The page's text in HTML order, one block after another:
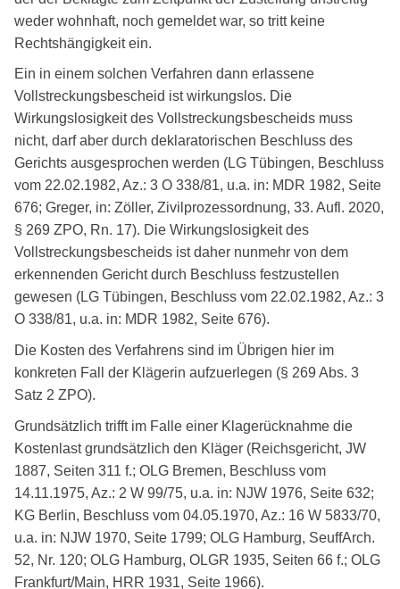
weder wohnhaft, noch gemeldet war, so tritt keine
Rechtshängigkeit ein.
Ein in einem solchen Verfahren dann erlassene
Vollstreckungsbescheid ist wirkungslos. Die
Wirkungslosigkeit des Vollstreckungsbescheids muss
nicht, darf aber durch deklaratorischen Beschluss des
Gerichts ausgesprochen werden (LG Tübingen, Beschluss
vom 22.02.1982, Az.: 3 O 338/81, u.a. in: MDR 1982, Seite
676; Greger, in: Zöller, Zivilprozessordnung, 33. Aufl. 2020,
§ 269 ZPO, Rn. 17). Die Wirkungslosigkeit des
Vollstreckungsbescheids ist daher nunmehr von dem
erkennenden Gericht durch Beschluss festzustellen
gewesen (LG Tübingen, Beschluss vom 22.02.1982, Az.: 3
O 338/81, u.a. in: MDR 1982, Seite 676).
Die Kosten des Verfahrens sind im Übrigen hier im
konkreten Fall der Klägerin aufzuerlegen (§ 269 Abs. 3
Satz 2 ZPO).
Grundsätzlich trifft im Falle einer Klagerücknahme die
Kostenlast grundsätzlich den Kläger (Reichsgericht, JW
1887, Seiten 311 f.; OLG Bremen, Beschluss vom
14.11.1975, Az.: 2 W 99/75, u.a. in: NJW 1976, Seite 632;
KG Berlin, Beschluss vom 04.05.1970, Az.: 16 W 5833/70,
u.a. in: NJW 1970, Seite 1799; OLG Hamburg, SeuffArch.
52, Nr. 120; OLG Hamburg, OLGR 1935, Seiten 66 f.; OLG
Frankfurt/Main, HRR 1931, Seite 1966).